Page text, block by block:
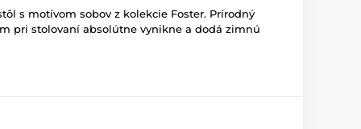
s motívom sobov z kolekcie Foster. Prírodný
pri stolovaní absolútne vynikne a dodá zimnú